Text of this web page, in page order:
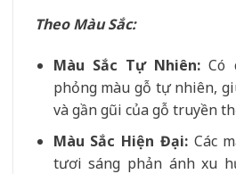
Theo Màu Sắc:
Màu Sắc Tự Nhiên: Có
phỏng màu gỗ tự nhiên,
và gần gũi của gỗ truyền
Màu Sắc Hiện Đại:Các
tươi sáng phản ánh xu